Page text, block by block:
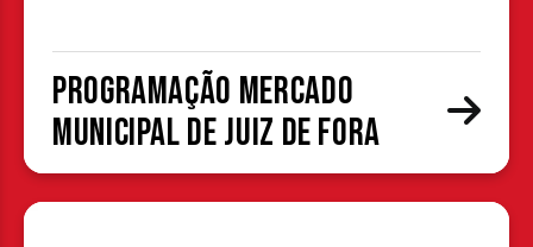
Programação Mercado
Municipal de Juiz de Fora